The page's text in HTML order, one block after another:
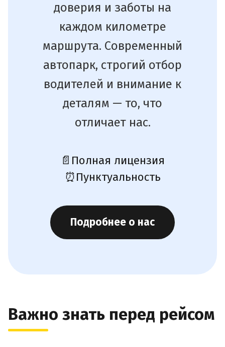
доверия и заботы на
каждом километре
маршрута. Современный
автопарк, строгий отбор
водителей и внимание к
деталям — то, что
отличает нас.
📄 Полная лицензия
⏰Пунктуальность
Подробнее о нас
Важно знать перед рейсом